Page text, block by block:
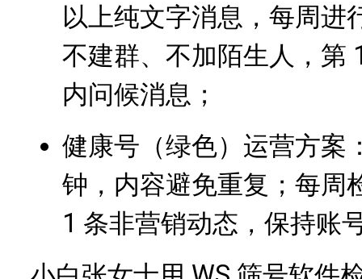
以上纯文字消息，每周进
不建群、不加陌生人，第
内问候消息；
健康号（绿色）运营方案
钟，内容避免重复；每周
1 条非营销动态，保持账